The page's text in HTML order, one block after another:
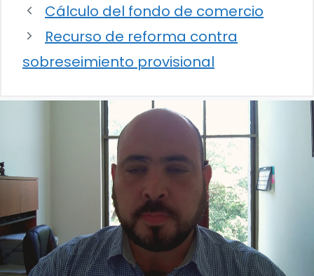
Cálculo del fondo de comercio
Recurso de reforma contra
sobreseimiento provisional